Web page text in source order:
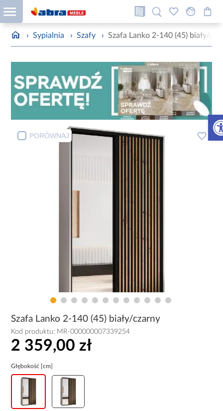
› Sypialnia › Szafy › Szafa Lanko 2-140 (45) biały/
PORÓWNAJ
Szafa Lanko 2-140 (45) biały/czarny
Kod produktu: MR-000000007339254
2 359,00 zł
Głębokość [cm]